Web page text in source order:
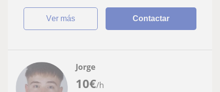
ver más Contactar
10€/h
Jorge